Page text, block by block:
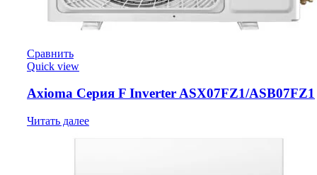
Сравнить
Quick view
Axioma Серия F Inverter ASX07FZ1/ASB07FZ1
Читать далее